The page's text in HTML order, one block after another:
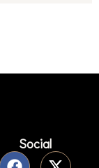
Social